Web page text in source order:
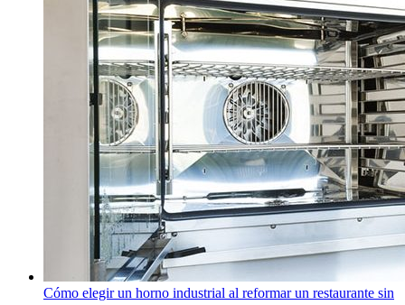
Cómo elegir un horno industrial al reformar un restaurante sin